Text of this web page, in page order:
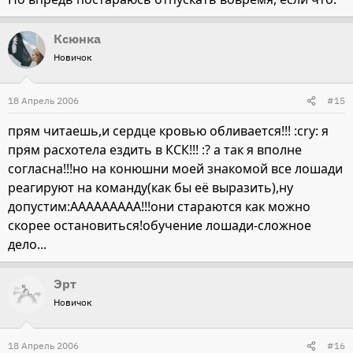
Ксюнка
Новичок
18 Апрель 2006 #15
прям читаешь,и сердце кровью обливается!!! :cry: я
прям расхотела ездить в КСК!!! :? а так я вполне
согласна!!!но на конюшни моей знакомой все лошади
реагируют на команду(как бы её выразить),ну
допустим:ААААААААА!!!они стараются как можно
скорее остановиться!обучение лошади-сложное
дело...
Эрт
Новичок
18 Апрель 2006 #16